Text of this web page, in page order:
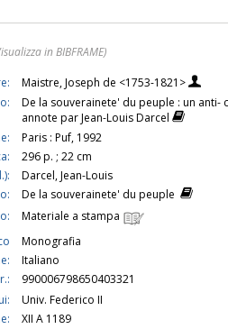
in BIBFRAME)
Maistre, Joseph de <1753-1821>
De la souverainete' du peuple : un anti-
annote par Jean-Louis Darcel
Paris : Puf, 1992
296 p. ; 22 cm
Darcel, Jean-Louis
De la souverainete' du peuple
Materiale a stampa
Monografia
Italiano
990006798650403321
Univ. Federico II
XII A 1189